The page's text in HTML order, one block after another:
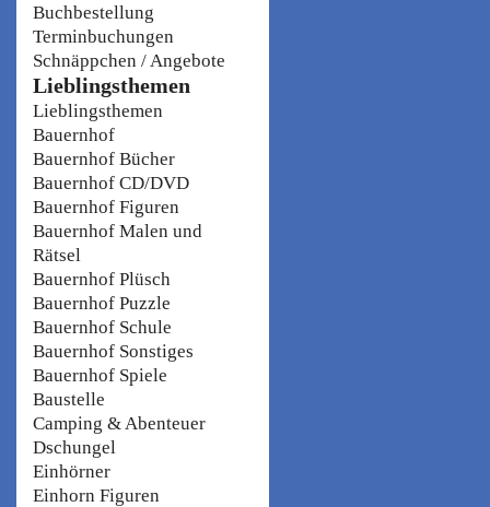
Buchbestellung
Terminbuchungen
Schnäppchen / Angebote
Lieblingsthemen
Lieblingsthemen
Bauernhof
Bauernhof Bücher
Bauernhof CD/DVD
Bauernhof Figuren
Bauernhof Malen und
Rätsel
Bauernhof Plüsch
Bauernhof Puzzle
Bauernhof Schule
Bauernhof Sonstiges
Bauernhof Spiele
Baustelle
Camping & Abenteuer
Dschungel
Einhörner
Einhorn Figuren